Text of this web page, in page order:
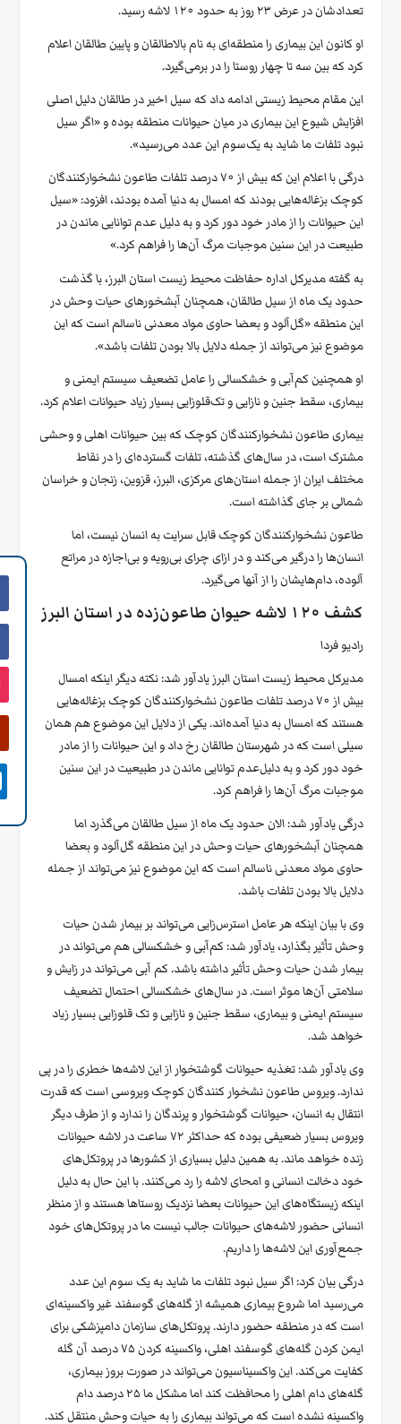
تعدادشان در عرض ۲۳ روز به حدود ۱۲۰ لاشه رسید.
او کانون این بیماری را منطقه‌ای به نام بالاطالقان و پایین طالقان اعلام
کرد که بین سه تا چهار روستا را در برمی‌گیرد.
این مقام محیط زیستی ادامه داد که سیل اخیر در طالقان دلیل اصلی
افزایش شیوع این بیماری در میان حیوانات منطقه بوده و «اگر سیل
نبود تلفات ما شاید به یک‌سوم این عدد می‌رسید».
درگی با اعلام این که بیش از ۷۰ درصد تلفات طاعون نشخوارکنندگان
کوچک بزغاله‌هایی بودند که امسال به دنیا آمده‌ بودند، افزود: «سیل
این حیوانات را از مادر خود دور کرد و به دلیل‌ عدم توانایی ماندن در
طبیعت در این سنین موجبات مرگ آن‌ها را فراهم کرد.»
به گفته مدیرکل اداره حفاظت محیط زیست استان البرز، با گذشت
حدود یک ماه از سیل طالقان، همچنان آبشخورهای حیات وحش در
این منطقه «گل‌آلود و بعضا حاوی مواد معدنی ناسالم است که این
موضوع نیز می‌تواند از جمله دلایل بالا بودن تلفات باشد».
او همچنین کم‌آبی و خشکسالی را عامل تضعیف سیستم ایمنی و
بیماری، سقط جنین و نازایی و تک‌قلوزایی بسیار زیاد حیوانات اعلام کرد.
بیماری طاعون نشخوارکنندگان کوچک که بین حیوانات اهلی و وحشی
مشترک است، در سال‌های گذشته، تلفات گسترده‌ای را در نقاط
مختلف ایران از جمله استان‌های مرکزی، البرز، قزوین، زنجان و خراسان
شمالی بر جای گذاشته است.
طاعون نشخوارکنندگان کوچک قابل سرایت به انسان نیست، اما
انسان‌ها را درگیر می‌کند و در ازای چرای بی‌رویه و بی‌اجازه در مراتع
آلوده، دام‌هایشان را از آنها می‌گیرد.
کشف ۱۲۰ لاشه حیوان طاعون‌زده در استان البرز
رادیو فردا
مدیرکل محیط زیست استان البرز یادآور شد: نکته دیگر اینکه امسال
بیش از ۷۰ درصد تلفات طاعون نشخوارکنندگان کوچک بزغاله‌هایی
هستند که امسال به دنیا آمده‌اند. یکی از دلایل این موضوع هم همان
سیلی است که در شهرستان طالقان رخ داد و این حیوانات را از مادر
خود دور کرد و به دلیل‌عدم توانایی ماندن در طبیعیت در این سنین
موجبات مرگ آن‌ها را فراهم کرد.
درگی یادآور شد: الان حدود یک ماه از سیل طالقان می‌گذرد اما
همچنان آبشخورهای حیات وحش در این منطقه گل‌آلود و بعضا
حاوی مواد معدنی ناسالم است که این موضوع نیز می‌تواند از جمله
دلایل بالا بودن تلفات باشد.
وی با بیان اینکه هر عامل استرس‌زایی می‌تواند بر بیمار شدن حیات
وحش تأثیر بگذارد، یادآور شد: کم‌آبی و خشکسالی هم می‌تواند در
بیمار شدن حیات وحش تأثیر داشته باشد. کم آبی می‌تواند در زایش و
سلامتی آن‌ها موثر است. در سال‌های خشکسالی احتمال تضعیف
سیستم ایمنی و بیماری، سقط جنین و نازایی و تک قلوزایی بسیار زیاد
خواهد شد.
وی یادآور شد: تغذیه حیوانات گوشتخوار از این لاشه‌ها خطری را در پی
ندارد. ویروس طاعون نشخوار کنندگان کوچک ویروسی است که قدرت
انتقال به انسان، حیوانات گوشتخوار و پرندگان را ندارد و از طرف دیگر
ویروس بسیار ضعیفی بوده که حداکثر ۷۲ ساعت در لاشه حیوانات
زنده خواهد ماند. به همین دلیل بسیاری از کشورها در پروتکل‌های
خود دخالت انسانی و امحای لاشه را رد می‌کنند. با این حال به دلیل
اینکه زیستگاه‌های این حیوانات بعضا نزدیک روستاها هستند و از منظر
انسانی حضور لاشه‌های حیوانات جالب نیست ما در پروتکل‌های خود
جمع‌آوری این لاشه‌ها را داریم.
درگی بیان کرد: اگر سیل نبود تلفات ما شاید به یک سوم این عدد
می‌رسید اما شروع بیماری همیشه از گله‌های گوسفند غیر واکسینه‌ای
است که در منطقه حضور دارند. پروتکل‌های سازمان دامپزشکی برای
ایمن کردن گله‌های گوسفند اهلی، واکسینه کردن ۷۵ درصد آن گله
کفایت می‌کند. این واکسیناسیون می‌تواند در صورت بروز بیماری،
گله‌های دام اهلی را محافظت کند اما مشکل ما ۲۵ درصد دام
واکسینه نشده است که می‌تواند بیماری را به حیات وحش منتقل کند.